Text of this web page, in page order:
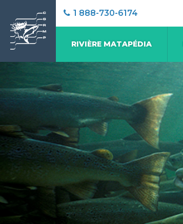
1 888-730-6174
RIVIÈRE MATAPÉDIA